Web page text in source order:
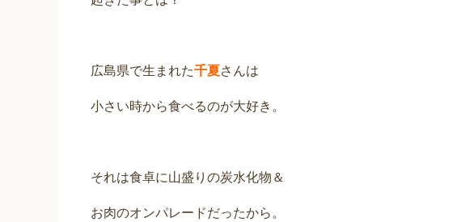
広島県で生まれた千夏さんは
小さい時から食べるのが大好き。
それは食卓に山盛りの炭水化物＆
お肉のオンパレードだったから。